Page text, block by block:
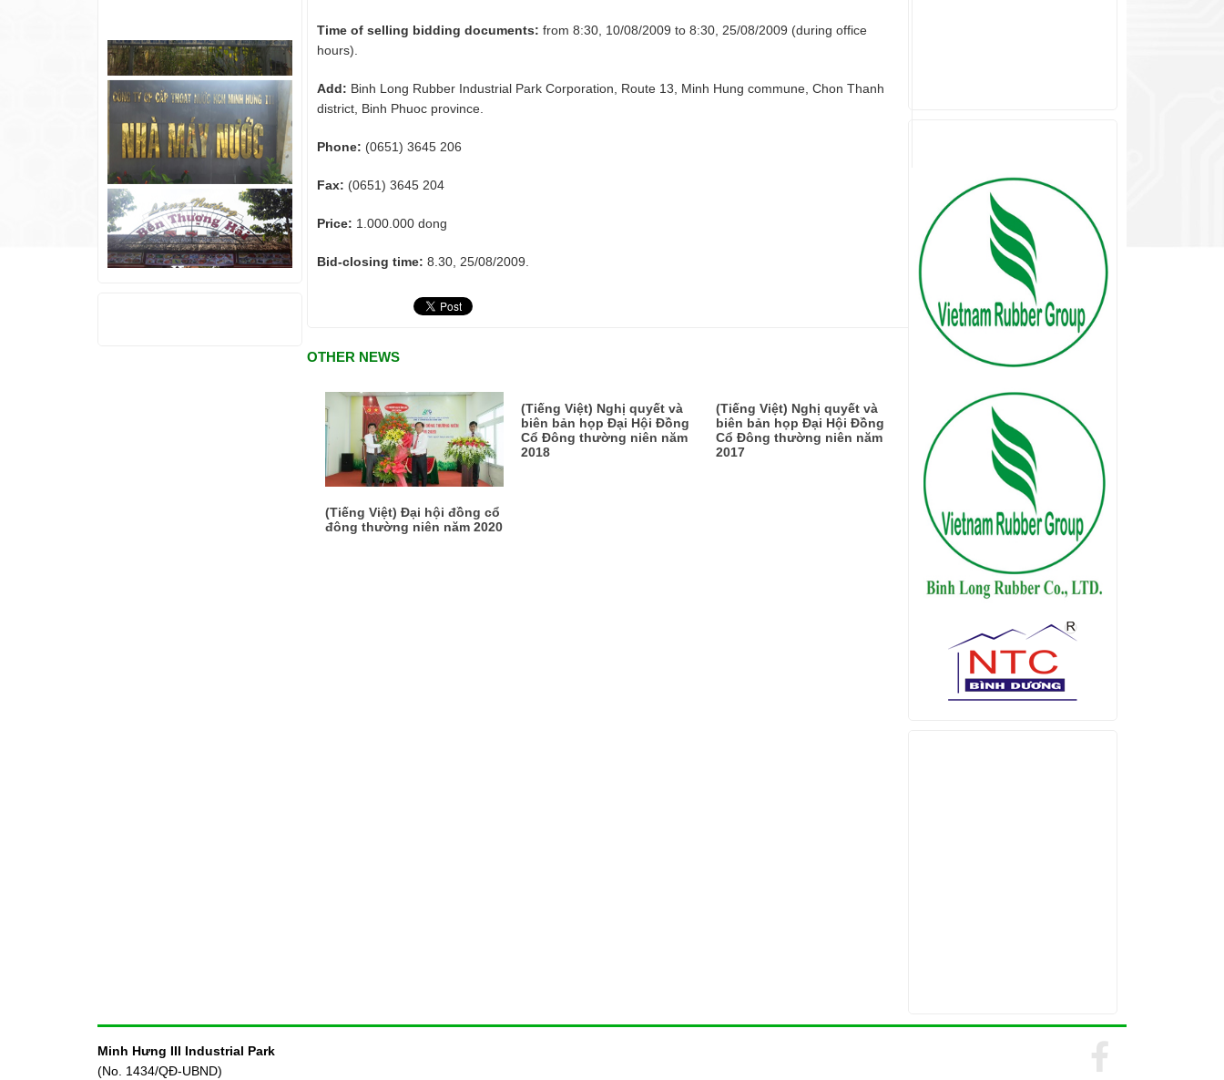
Time of selling bidding documents: from 8:30, 10/08/2009 to 8:30, 25/08/2009 (during office
hours).
Add: Binh Long Rubber Industrial Park Corporation, Route 13, Minh Hung commune, Chon Thanh
district, Binh Phuoc province.
Phone: (0651) 3645 206
Fax: (0651) 3645 204
Price: 1.000.000 dong
Bid-closing time: 8.30, 25/08/2009.
OTHER NEWS
(Tiếng Việt) Đại hội đồng cổ
đông thường niên năm 2020
(Tiếng Việt) Nghị quyết và
biên bản họp Đại Hội Đồng
Cổ Đông thường niên năm
2018
(Tiếng Việt) Nghị quyết và
biên bản họp Đại Hội Đồng
Cổ Đông thường niên năm
2017
Minh Hưng III Industrial Park
(No. 1434/QĐ-UBND)